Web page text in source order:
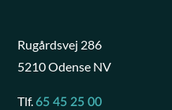
Rugårdsvej 286
5210 Odense NV
Tlf.65 45 25 00